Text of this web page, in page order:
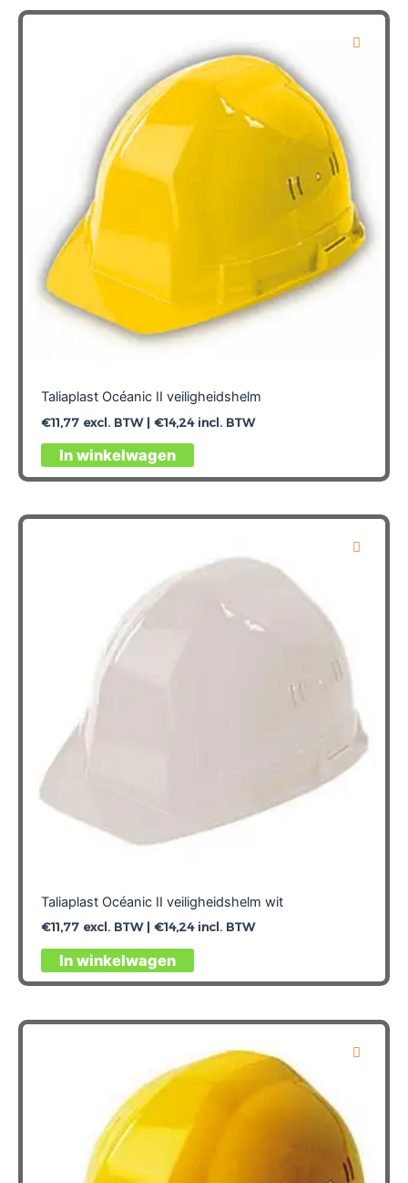
Taliaplast Océanic II veiligheidshelm
€11,77excl. BTW | €14,24incl. BTW
In winkelwagen
Dit
product
meerdere
gekozen
Taliaplast Océanic II veiligheidshelm wit
€11,77excl. BTW | €14,24incl. BTW
In winkelwagen